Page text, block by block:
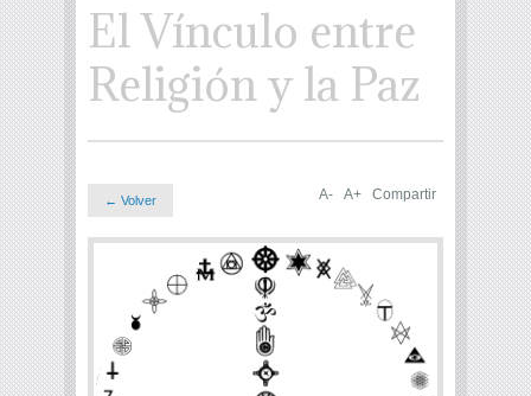
El Vínculo entre
Religión y la Paz
← Volver A- A+ Compartir